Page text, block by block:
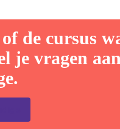
de cursus
je vragen